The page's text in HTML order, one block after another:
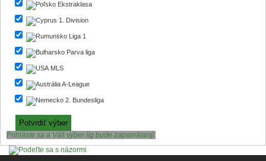
Ekstraklasa
1. Division
Liga 1
Parva liga
MLS
A-League
2. Bundesliga
Prihláste sa a Váš výber líg bude zapamätaný.